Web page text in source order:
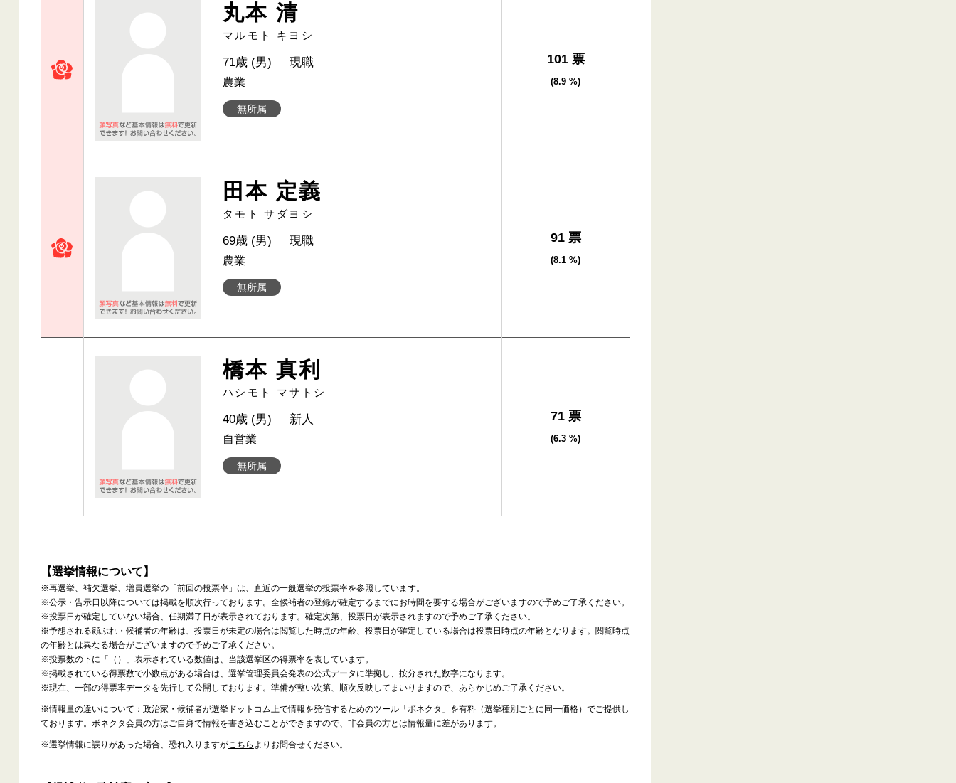
丸本 清
マルモト キヨシ
無所属
71歳 (男) 現職
農業
101 票
(8.9 %)
田本 定義
タモト サダヨシ
無所属
69歳 (男) 現職
農業
91 票
(8.1 %)
橋本 真利
ハシモト マサトシ
無所属
40歳 (男) 新人
自営業
71 票
(6.3 %)
【選挙情報について】
※再選挙、補欠選挙、増員選挙の「前回の投票率」は、直近の一般選挙の投票率を参照しています。
※公示・告示日以降については掲載を順次行っております。全候補者の登録が確定するまでにお時間を要する場合がございますので予めご了承ください。
※投票日が確定していない場合、任期満了日が表示されております。確定次第、投票日が表示されますので予めご了承ください。
※予想される顔ぶれ・候補者の年齢は、投票日が未定の場合は閲覧した時点の年齢、投票日が確定している場合は投票日時点の年齢となります。閲覧時点
の年齢とは異なる場合がございますので予めご了承ください。
※投票数の下に「（）」表示されている数値は、当該選挙区の得票率を表しています。
※掲載されている得票数で小数点がある場合は、選挙管理委員会発表の公式データに準拠し、按分された数字になります。
※現在、一部の得票率データを先行して公開しております。準備が整い次第、順次反映してまいりますので、あらかじめご了承ください。
※情報量の違いについて：政治家・候補者が選挙ドットコム上で情報を発信するためのツール「ボネクタ」 を有料（選挙種別ごとに同一価格）でご提供し
ております。ボネクタ会員の方はご自身で情報を書き込むことができますので、非会員の方とは情報量に差があります。
※選挙情報に誤りがあった場合、恐れ入りますがこちら よりお問合せください。